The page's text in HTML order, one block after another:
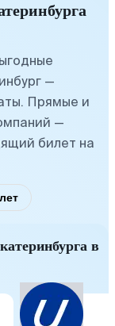
—
Прямые и
—
билет на
в